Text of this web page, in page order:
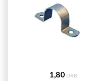
1,80 DKK